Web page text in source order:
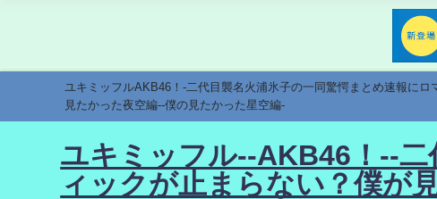
ユキミッフルAKB46！-二代目襲名火浦氷子の一同驚愕まとめ速報に
見たかった夜空編--僕の見たかった星空編-
ユキミッフル--AKB46！--
ィックが止まらない？僕が